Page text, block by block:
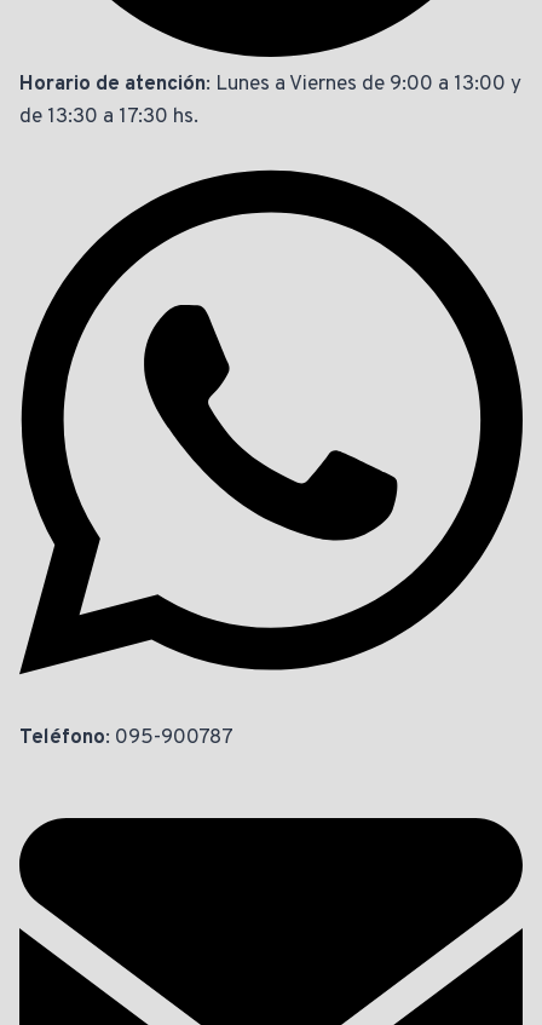
Horario de atención: Lunes a Viernes de 9:00 a 13:00 y
de 13:30 a 17:30 hs.
Teléfono: 095-900787